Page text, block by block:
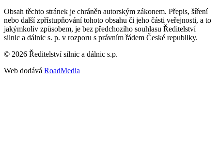
Obsah těchto stránek je chráněn autorským zákonem. Přepis, šíření
nebo další zpřístupňování tohoto obsahu či jeho části veřejnosti, a to
jakýmkoliv způsobem, je bez předchozího souhlasu Ředitelství
silnic a dálnic s. p. v rozporu s právním řádem České republiky.
© 2026 Ředitelství silnic a dálnic s.p.
Web dodává RoadMedia